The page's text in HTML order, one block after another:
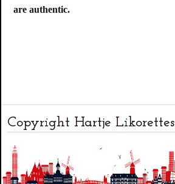
are authentic.
Copyright Hartje Likorettes